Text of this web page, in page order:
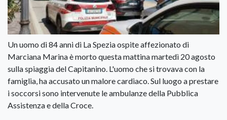
Un uomo di 84 anni di La Spezia ospite affezionato di
Marciana Marina è morto questa mattina martedì 20 agosto
sulla spiaggia del Capitanino. L'uomo che si trovava con la
famiglia, ha accusato un malore cardiaco. Sul luogo a prestare
i soccorsi sono intervenute le ambulanze della Pubblica
Assistenza e della Croce.